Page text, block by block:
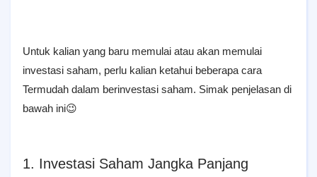
Untuk kalian yang baru memulai atau akan memulai
investasi saham, perlu kalian ketahui beberapa cara
Termudah dalam berinvestasi saham. Simak penjelasan di
bawah ini😉
1. Investasi Saham Jangka Panjang